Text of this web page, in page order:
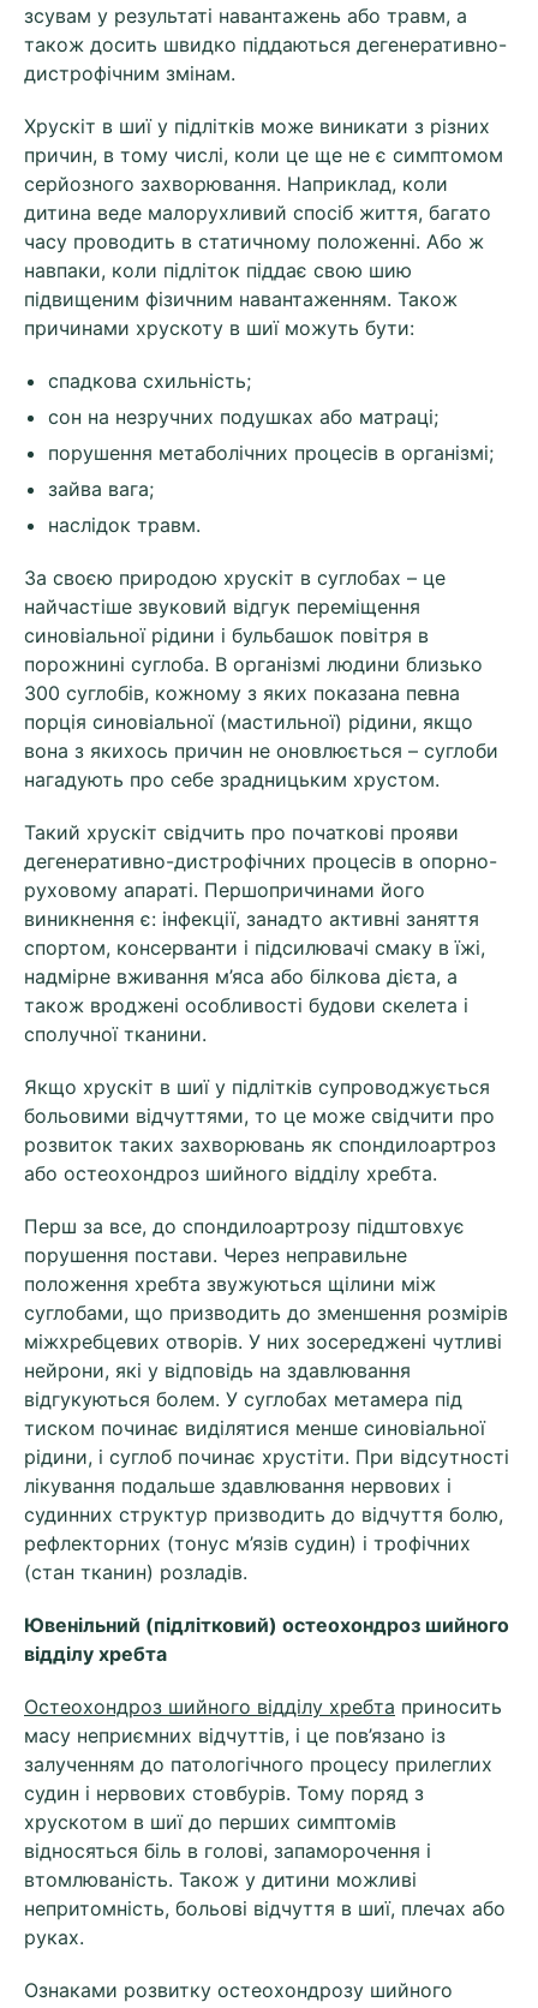
зсувам у результаті навантажень або травм, а
також досить швидко піддаються дегенеративно-
дистрофічним змінам.
Хрускіт в шиї у підлітків може виникати з різних
причин, в тому числі, коли це ще не є симптомом
серйозного захворювання. Наприклад, коли
дитина веде малорухливий спосіб життя, багато
часу проводить в статичному положенні. Або ж
навпаки, коли підліток піддає свою шию
підвищеним фізичним навантаженням. Також
причинами хрускоту в шиї можуть бути:
спадкова схильність;
сон на незручних подушках або матраці;
порушення метаболічних процесів в організмі;
зайва вага;
наслідок травм.
За своєю природою хрускіт в суглобах – це
найчастіше звуковий відгук переміщення
синовіальної рідини і бульбашок повітря в
порожнині суглоба. В організмі людини близько
300 суглобів, кожному з яких показана певна
порція синовіальної (мастильної) рідини, якщо
вона з якихось причин не оновлюється – суглоби
нагадують про себе зрадницьким хрустом.
Такий хрускіт свідчить про початкові прояви
дегенеративно-дистрофічних процесів в опорно-
руховому апараті. Першопричинами його
виникнення є: інфекції, занадто активні заняття
спортом, консерванти і підсилювачі смаку в їжі,
надмірне вживання м’яса або білкова дієта, а
також вроджені особливості будови скелета і
сполучної тканини.
Якщо хрускіт в шиї у підлітків супроводжується
больовими відчуттями, то це може свідчити про
розвиток таких захворювань як спондилоартроз
або остеохондроз шийного відділу хребта.
Перш за все, до спондилоартрозу підштовхує
порушення постави. Через неправильне
положення хребта звужуються щілини між
суглобами, що призводить до зменшення розмірів
міжхребцевих отворів. У них зосереджені чутливі
нейрони, які у відповідь на здавлювання
відгукуються болем. У суглобах метамера під
тиском починає виділятися менше синовіальної
рідини, і суглоб починає хрустіти. При відсутності
лікування подальше здавлювання нервових і
судинних структур призводить до відчуття болю,
рефлекторних (тонус м’язів судин) і трофічних
(стан тканин) розладів.
Ювенільний (підлітковий) остеохондроз шийного
відділу хребта
Остеохондроз шийного відділу хребта приносить
масу неприємних відчуттів, і це пов’язано із
залученням до патологічного процесу прилеглих
судин і нервових стовбурів. Тому поряд з
хрускотом в шиї до перших симптомів
відносяться біль в голові, запаморочення і
втомлюваність. Також у дитини можливі
непритомність, больові відчуття в шиї, плечах або
руках.
Ознаками розвитку остеохондрозу шийного